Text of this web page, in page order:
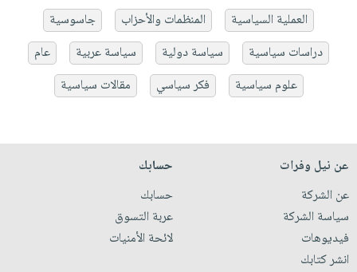
العملية السياسية
المنظمات والأحزاب
جاسوسية
دراسات سياسية
سياسة دولية سياسة عربية
عام
علوم سياسية
فكر سياسي مقالات سياسية
عن نيل وفرات
عن الشركة
سياسة الشركة
فيديوهات
انشر كتابك
حسابك
حسابك
عربة التسوق
لائحة الأمنيات